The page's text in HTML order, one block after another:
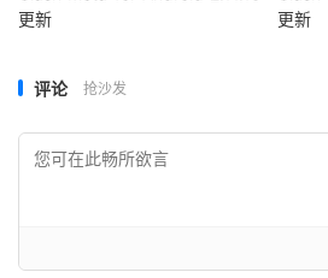
更新
更新
评论 抢沙发